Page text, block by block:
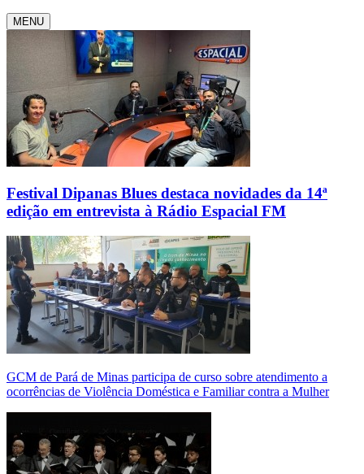
MENU
Festival Dipanas Blues destaca novidades da 14ª
edição em entrevista à Rádio Espacial FM
GCM de Pará de Minas participa de curso sobre atendimento a
ocorrências de Violência Doméstica e Familiar contra a Mulher